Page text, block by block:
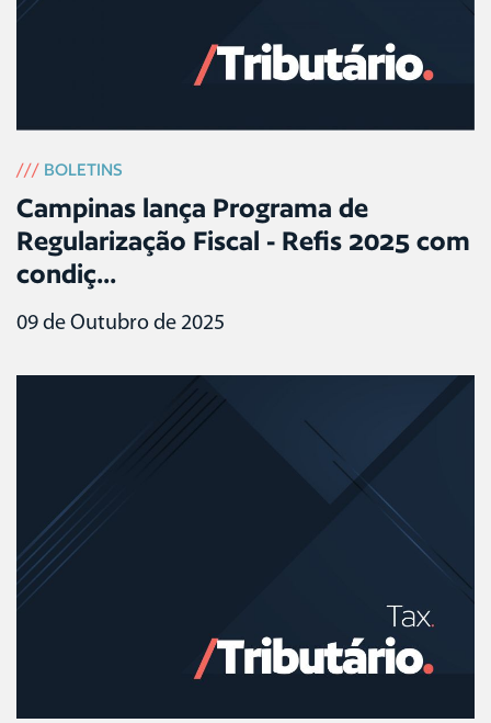
/// BOLETINS
Campinas lança Programa de
Regularização Fiscal - Refis 2025 com
condiç...
09 de Outubro de 2025